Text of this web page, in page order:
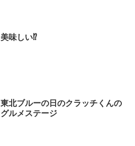
美味しい⁉️
東北ブルーの日のクラッチくんの
グルメステージ